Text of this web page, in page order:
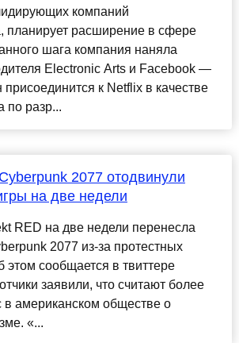
компаний
планирует расширение в сфере
шага компания наняла
Electronic Arts и Facebook —
к Netflix в качестве
по разр...
2077 отодвинули
на две недели
RED на две недели перенесла
2077 из-за протестных
сообщается в твиттере
заявили, что считают более
американском обществе о
«...